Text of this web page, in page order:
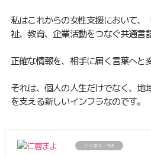
私はこれからの女性支援において、
祉、教育、企業活動をつなぐ共通言
正確な情報を、相手に届く言葉へと
それは、個人の人生だけでなく、地
を支える新しいインフラなのです。
ビジネス・SNS